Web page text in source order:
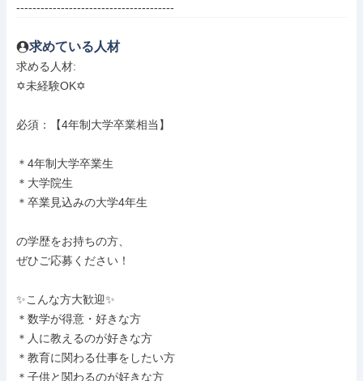
---------------------------------------
求めている人材
求める人材:
✡️未経験OK✡️
必須：【4年制大学卒業相当】
＊4年制大学卒業生
＊大学院生
＊卒業見込みの大学4年生
の学歴をお持ちの方、
ぜひご応募ください！
✨こんな方大歓迎✨
＊数学が得意・好きな方
＊人に教えるのが好きな方
＊教育に関わる仕事をしたい方
＊子供と関わるのが好きな方